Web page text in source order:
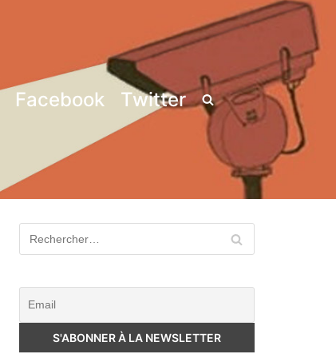
Facebook Twitter